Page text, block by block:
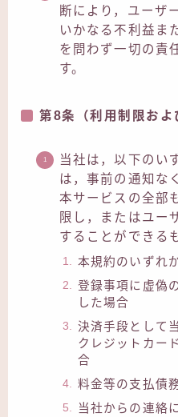
断により，ユーザ
いかなる不利益ま
を問わず一切の責
す。
第8条（利用制限およ
当社は，以下のい
は，事前の通知な
本サービスの全部
限し，またはユー
することができる
本規約のいずれ
登録事項に虚偽
した場合
決済手段として
クレジットカー
合
料金等の支払債
当社からの連絡